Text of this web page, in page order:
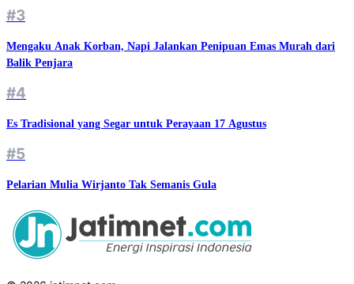
#3
Mengaku Anak Korban, Napi Jalankan Penipuan Emas Murah dari
Balik Penjara
#4
Es Tradisional yang Segar untuk Perayaan 17 Agustus
#5
Pelarian Mulia Wirjanto Tak Semanis Gula